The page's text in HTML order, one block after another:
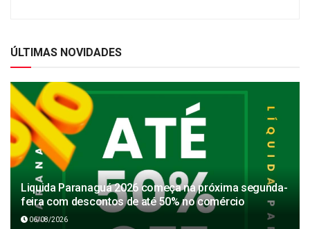
ÚLTIMAS NOVIDADES
Liquida Paranaguá 2026 começa na próxima segunda-
feira com descontos de até 50% no comércio
06/08/2026